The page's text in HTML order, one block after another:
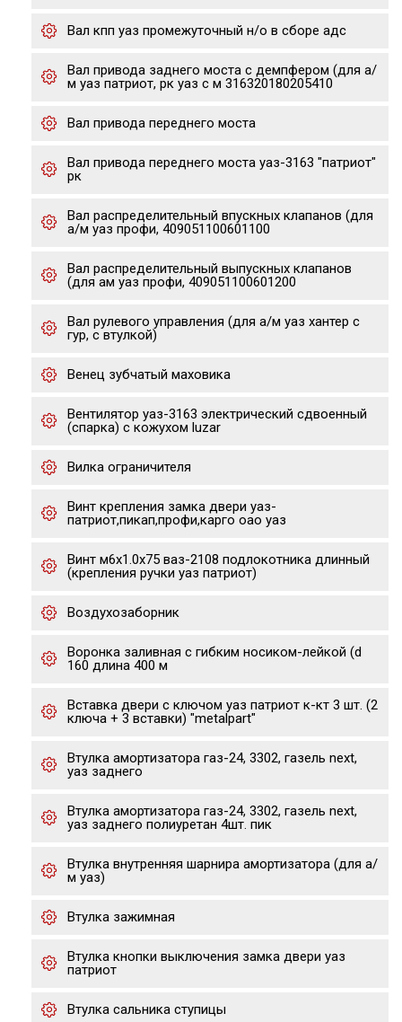
Вал кпп уаз промежуточный н/о в сборе адс
Вал привода заднего моста с демпфером (для а/
м уаз патриот, рк уаз с м 316320180205410
Вал привода переднего моста
Вал привода переднего моста уаз-3163 "патриот"
рк
Вал распределительный впускных клапанов (для
а/м уаз профи, 409051100601100
Вал распределительный выпускных клапанов
(для ам уаз профи, 409051100601200
Вал рулевого управления (для а/м уаз хантер с
гур, с втулкой)
Венец зубчатый маховика
Вентилятор уаз-3163 электрический сдвоенный
(спарка) с кожухом luzar
Вилка ограничителя
Винт крепления замка двери уаз-
патриот,пикап,профи,карго оао уаз
Винт м6х1.0х75 ваз-2108 подлокотника длинный
(крепления ручки уаз патриот)
Воздухозаборник
Воронка заливная с гибким носиком-лейкой (d
160 длина 400 м
Вставка двери с ключом уаз патриот к-кт 3 шт. (2
ключа + 3 вставки) "metalpart"
Втулка амортизатора газ-24, 3302, газель next,
уаз заднего
Втулка амортизатора газ-24, 3302, газель next,
уаз заднего полиуретан 4шт. пик
Втулка внутренняя шарнира амортизатора (для а/
м уаз)
Втулка зажимная
Втулка кнопки выключения замка двери уаз
патриот
Втулка сальника ступицы